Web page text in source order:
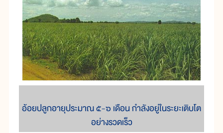
อ้อยปลูกอายุประมาณ ๕-๖ เดือน กำลังอยู่ในระยะเติบโต
อย่างรวดเร็ว